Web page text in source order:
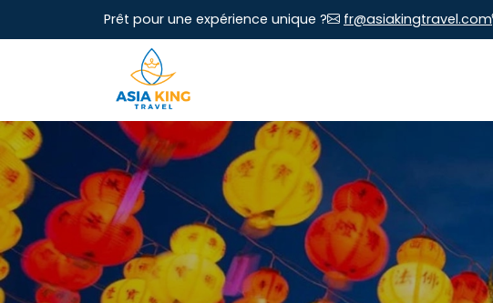
Prêt pour une expérience unique ? fr@asiakingtravel.com